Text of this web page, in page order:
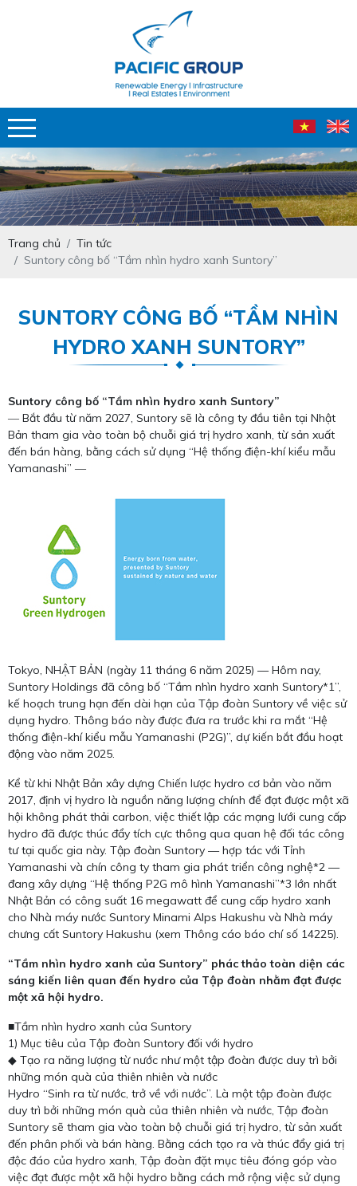
Trang chủ
Tin tức
Suntory công bố “Tầm nhìn hydro xanh Suntory”
SUNTORY CÔNG BỐ “TẦM NHÌN
HYDRO XANH SUNTORY”
Suntory công bố “Tầm nhìn hydro xanh Suntory”
― Bắt đầu từ năm 2027, Suntory sẽ là công ty đầu tiên tại Nhật
Bản tham gia vào toàn bộ chuỗi giá trị hydro xanh, từ sản xuất
đến bán hàng, bằng cách sử dụng “Hệ thống điện-khí kiểu mẫu
Yamanashi” ―
Tokyo, NHẬT BẢN (ngày 11 tháng 6 năm 2025) — Hôm nay,
Suntory Holdings đã công bố “Tầm nhìn hydro xanh Suntory*1”,
kế hoạch trung hạn đến dài hạn của Tập đoàn Suntory về việc sử
dụng hydro. Thông báo này được đưa ra trước khi ra mắt “Hệ
thống điện-khí kiểu mẫu Yamanashi (P2G)”, dự kiến ​​bắt đầu hoạt
động vào năm 2025.
Kể từ khi Nhật Bản xây dựng Chiến lược hydro cơ bản vào năm
2017, định vị hydro là nguồn năng lượng chính để đạt được một xã
hội không phát thải carbon, việc thiết lập các mạng lưới cung cấp
hydro đã được thúc đẩy tích cực thông qua quan hệ đối tác công
tư tại quốc gia này. Tập đoàn Suntory — hợp tác với Tỉnh
Yamanashi và chín công ty tham gia phát triển công nghệ*2 —
đang xây dựng “Hệ thống P2G mô hình Yamanashi”*3 lớn nhất
Nhật Bản có công suất 16 megawatt để cung cấp hydro xanh
cho Nhà máy nước Suntory Minami Alps Hakushu và Nhà máy
chưng cất Suntory Hakushu (xem Thông cáo báo chí số 14225).
“Tầm nhìn hydro xanh của Suntory” phác thảo toàn diện các
sáng kiến ​​liên quan đến hydro của Tập đoàn nhằm đạt được
một xã hội hydro.
■Tầm nhìn hydro xanh của Suntory
1) Mục tiêu của Tập đoàn Suntory đối với hydro
◆ Tạo ra năng lượng từ nước như một tập đoàn được duy trì bởi
những món quà của thiên nhiên và nước
Hydro “Sinh ra từ nước, trở về với nước”. Là một tập đoàn được
duy trì bởi những món quà của thiên nhiên và nước, Tập đoàn
Suntory sẽ tham gia vào toàn bộ chuỗi giá trị hydro, từ sản xuất
đến phân phối và bán hàng. Bằng cách tạo ra và thúc đẩy giá trị
độc đáo của hydro xanh, Tập đoàn đặt mục tiêu đóng góp vào
việc đạt được một xã hội hydro bằng cách mở rộng việc sử dụng